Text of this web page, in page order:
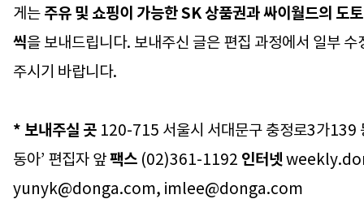
게는 주유 및 쇼핑이 가능한 SK 상품권과 싸이월드의 도
씩을 보내드립니다. 보내주신 글은 편집 과정에서 일부
주시기 바랍니다.
* 보내주실 곳 120-715 서울시 서대문구 충정로3가139
동아’ 편집자 앞팩스 (02)361-1192 인터넷
yunyk@donga.com, imlee@donga.com